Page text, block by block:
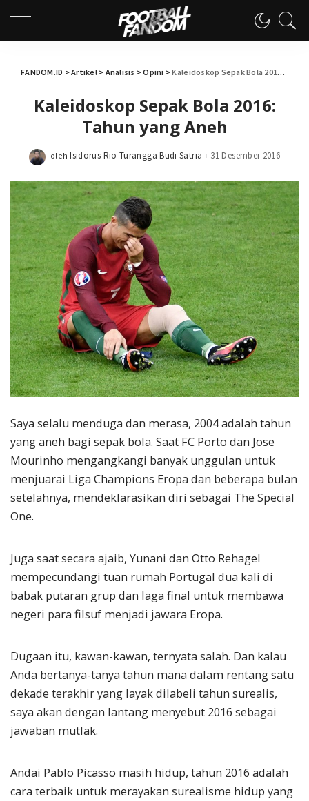
FANDOM.ID >Artikel> Analisis >Opini >Kaleidoskop Sepak Bola 2016: Tahun yang Aneh
Kaleidoskop Sepak Bola 2016:
Tahun yang Aneh
Posted
oleh Isidorus Rio Turangga Budi Satria 31 Desember 2016
Saya selalu menduga dan merasa, 2004 adalah tahun
yang aneh bagi sepak bola. Saat FC Porto dan Jose
Mourinho mengangkangi banyak unggulan untuk
menjuarai Liga Champions Eropa dan beberapa bulan
setelahnya, mendeklarasikan diri sebagai The Special
One.
Juga saat secara ajaib, Yunani dan Otto Rehagel
mempecundangi tuan rumah Portugal dua kali di
babak putaran grup dan laga final untuk membawa
negeri para filsuf menjadi jawara Eropa.
Dugaan itu, kawan-kawan, ternyata salah. Dan kalau
Anda bertanya-tanya tahun mana dalam rentang satu
dekade terakhir yang layak dilabeli tahun surealis,
saya akan dengan lantang menyebut 2016 sebagai
jawaban mutlak.
Andai Pablo Picasso masih hidup, tahun 2016 adalah
cara terbaik untuk merayakan surealisme hidup yang